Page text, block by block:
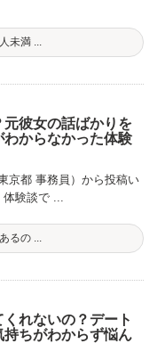
未満 ...
元彼女の話ばかりを
からなかった体験
京都 事務員）から投稿い
験談で ...
るの ...
れないの？デート
ちがわからず悩ん